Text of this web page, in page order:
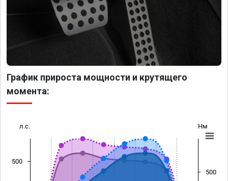
График прироста мощности и крутящего
момента:
л.с. Нм
500
500